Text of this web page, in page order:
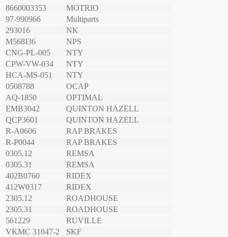
8660003353
MOTRIO
97-990966
Multiparts
293016
NK
M568I36
NPS
CNG-PL-005
NTY
CPW-VW-034
NTY
HCA-MS-051
NTY
0508788
OCAP
AQ-1850
OPTIMAL
EMB3042
QUINTON HAZELL
QCP3601
QUINTON HAZELL
R-A0606
RAP BRAKES
R-P0044
RAP BRAKES
0305.12
REMSA
0305.31
REMSA
402B0760
RIDEX
412W0317
RIDEX
2305.12
ROADHOUSE
2305.31
ROADHOUSE
561229
RUVILLE
VKMC 31047-2
SKF